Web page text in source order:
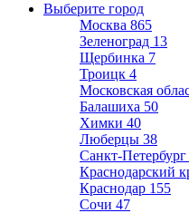
Выберите город
Москва 865
Зеленоград 13
Щербинка 7
Троицк 4
Московская
Балашиха 50
Химки 40
Люберцы 38
Санкт-Петербург
Краснодарский
Краснодар 155
Сочи 47